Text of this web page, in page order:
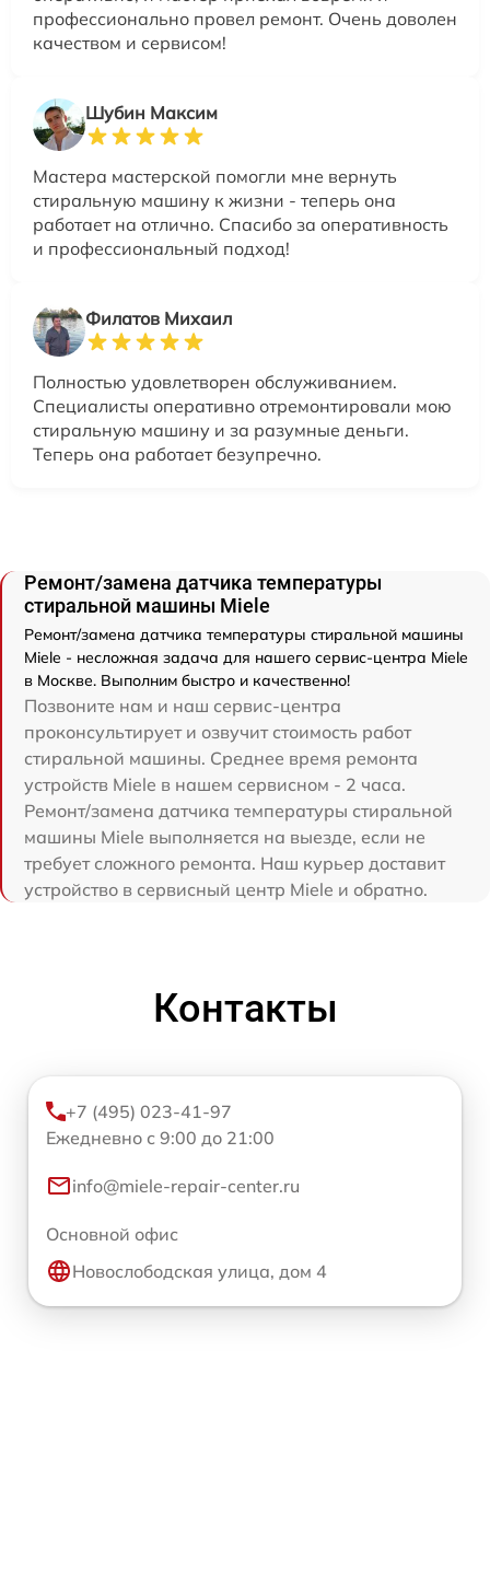
профессионально провел ремонт. Очень доволен
качеством и сервисом!
Шубин Максим
Мастера мастерской помогли мне вернуть
стиральную машину к жизни - теперь она
работает на отлично. Спасибо за оперативность
и профессиональный подход!
Филатов Михаил
Полностью удовлетворен обслуживанием.
Специалисты оперативно отремонтировали мою
стиральную машину и за разумные деньги.
Теперь она работает безупречно.
Ремонт/замена датчика температуры
стиральной машины Miele
Ремонт/замена датчика температуры стиральной машины
Miele - несложная задача для нашего сервис-центра Miele
в Москве. Выполним быстро и качественно!
Позвоните нам и наш сервис-центра
проконсультирует и озвучит стоимость работ
стиральной машины. Среднее время ремонта
устройств Miele в нашем сервисном - 2 часа.
Ремонт/замена датчика температуры стиральной
машины Miele выполняется на выезде, если не
требует сложного ремонта. Наш курьер доставит
устройство в сервисный центр Miele и обратно.
Контакты
+7 (495) 023-41-97
Ежедневно с 9:00 до 21:00
info@miele-repair-center.ru
Основной офис
Новослободская улица, дом 4